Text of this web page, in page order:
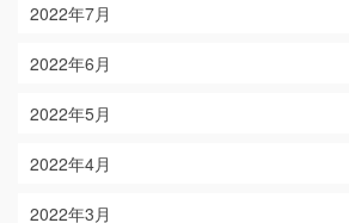
2022年7月
2022年6月
2022年5月
2022年4月
2022年3月